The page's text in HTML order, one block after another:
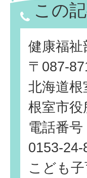
この
健康福
〒087-
北海道根
根室市役
電話番
0153-24-
こども